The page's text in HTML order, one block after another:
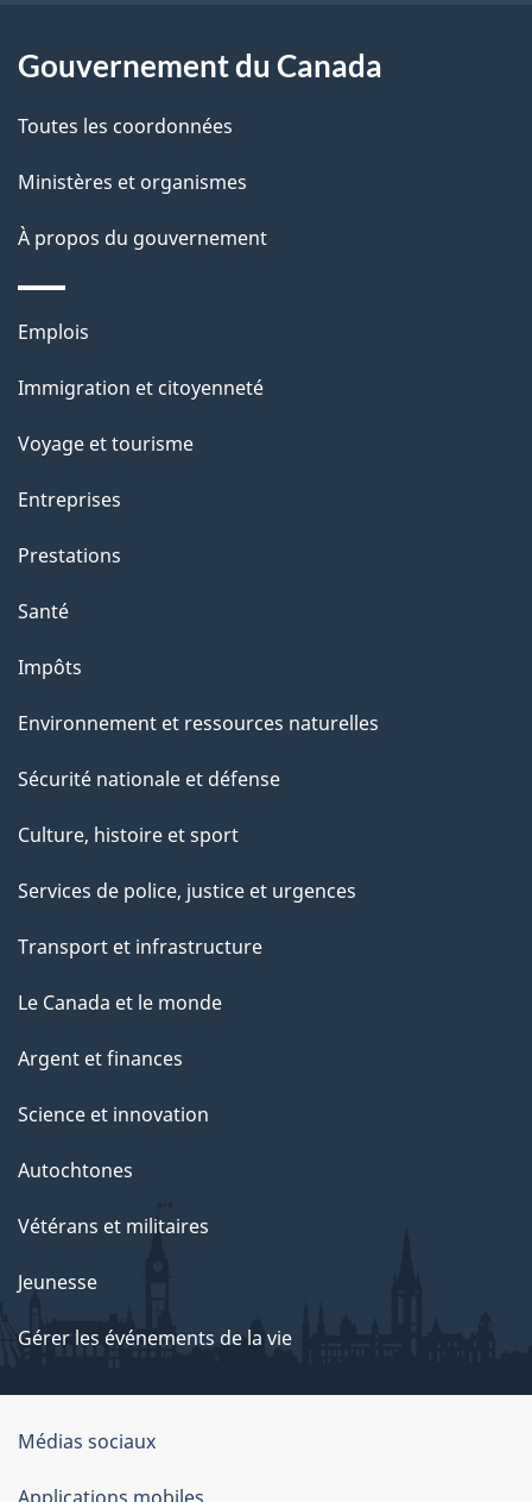
d
e
p
a
site
Gouvernement du Canada
Toutes les coordonnées
Ministères et organismes
À propos du gouvernement
Thèmes
sujets
Emplois
Immigration et citoyenneté
Voyage et tourisme
Entreprises
Prestations
Santé
Impôts
Environnement et ressources naturelles
Sécurité nationale et défense
Culture, histoire et sport
Services de police, justice et urgences
Transport et infrastructure
Le Canada et le monde
Argent et finances
Science et innovation
Autochtones
Vétérans et militaires
Jeunesse
Gérer les événements de la vie
Organisation
du
Médias sociaux